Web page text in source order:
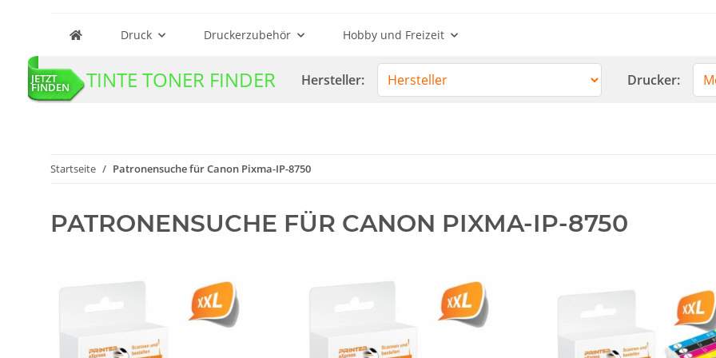
Druck Druckerzubehör Hobby und Freizeit
JETZT
FINDEN TINTE TONER FINDER Hersteller: Drucker:
Startseite Patronensuche für Canon Pixma-IP-8750
PATRONENSUCHE FÜR CANON PIXMA-IP-8750